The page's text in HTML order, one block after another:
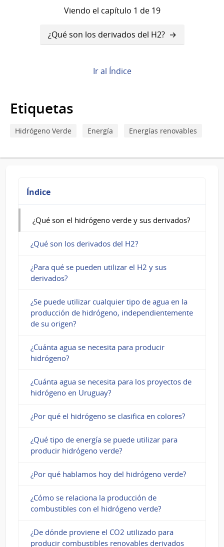
Viendo el capítulo 1 de 19
Enlaces
transversales
para
¿Qué
son
el
verde
sus
derivados?
¿Qué son los derivados del H2?
Ir al Índice
Etiquetas
Hidrógeno Verde Energía Energías renovables
Índice
¿Qué son el hidrógeno verde y sus derivados?
¿Qué son los derivados del H2?
¿Para qué se pueden utilizar el H2 y sus
derivados?
¿Se puede utilizar cualquier tipo de agua en la
producción de hidrógeno, independientemente
de su origen?
¿Cuánta agua se necesita para producir
hidrógeno?
¿Cuánta agua se necesita para los proyectos de
hidrógeno en Uruguay?
¿Por qué el hidrógeno se clasifica en colores?
¿Qué tipo de energía se puede utilizar para
producir hidrógeno verde?
¿Por qué hablamos hoy del hidrógeno verde?
¿Cómo se relaciona la producción de
combustibles con el hidrógeno verde?
¿De dónde proviene el CO2 utilizado para
producir combustibles renovables derivados